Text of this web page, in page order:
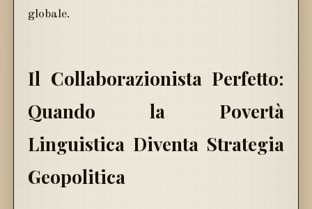
globale.
Il Collaborazionista Perfetto:
Quando la Povertà
Linguistica Diventa Strategia
Geopolitica